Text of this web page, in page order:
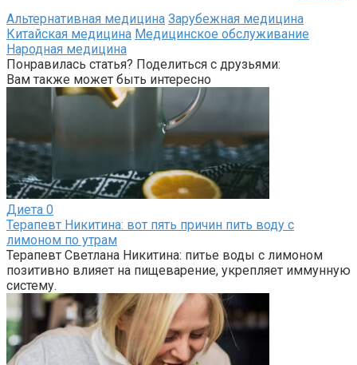
Альтернативная медицина Зарубежная медицина
Китайская медицина Медицинское обслуживание
Народная медицина
Понравилась статья? Поделиться с друзьями:
Вам также может быть интересно
Диета 0
Терапевт Никитина: вот пять причин пить воду с
лимоном по утрам
Терапевт Светлана Никитина: питье воды с лимоном
позитивно влияет на пищеварение, укрепляет иммунную
систему.